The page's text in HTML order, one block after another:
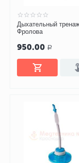
Дыхательный
Фролова
950.00 Р